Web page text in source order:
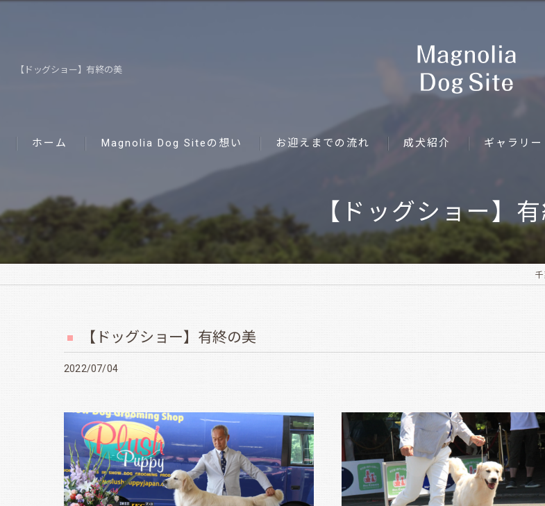
【ドッグショー】有終の美
ホーム Magnolia Dog Siteの想い お迎えまでの流れ 成犬紹介 ギャラリー
【ドッグショー】
【ドッグショー】有終の美
2022/07/04